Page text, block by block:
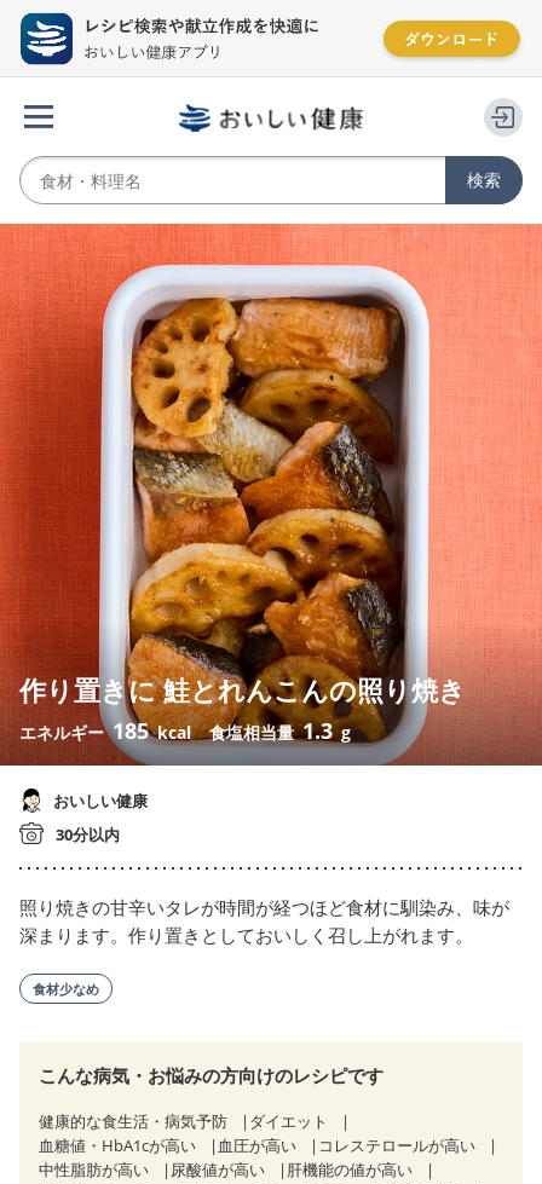
作り置きに 鮭とれんこんの照り焼き
エネルギー185 kcal 食塩相当量1.3 g
おいしい健康
30分以内
照り焼きの甘辛いタレが時間が経つほど食材に馴染み、味が
深まります。作り置きとしておいしく召し上がれます。
食材少なめ
こんな病気・お悩みの方向けのレシピです
健康的な食生活・病気予防
ダイエット
血糖値・HbA1cが高い
血圧が高い
コレステロールが高い
中性脂肪が高い
尿酸値が高い
肝機能の値が高い